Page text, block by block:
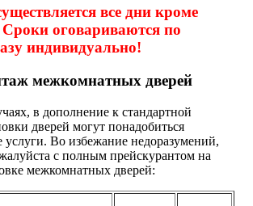
все дни кроме
Сроки оговариваются по
индивидуально!
межкомнатных дверей
в дополнение к стандартной
дверей могут понадобиться
услуги. Во избежание недоразумений,
с полным прейскурантом на
межкомнатных дверей: